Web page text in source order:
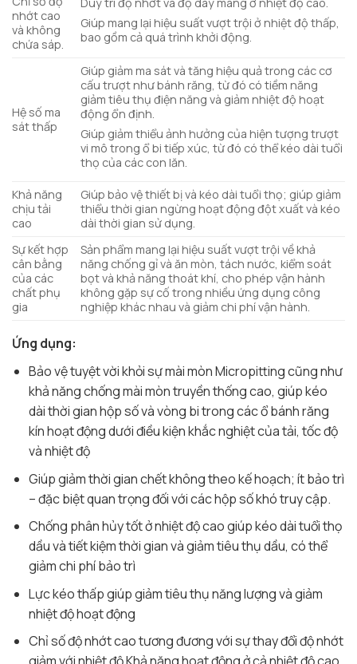
nhớt cao
và không
chứa sáp.
Giúp mang lại hiệu suất vượt trội ở nhiệt độ thấp,
bao gồm cả quá trình khởi động.
Hệ số ma
sát thấp
Giúp giảm ma sát và tăng hiệu quả trong các cơ
cấu trượt như bánh răng, từ đó có tiềm năng
giảm tiêu thụ điện năng và giảm nhiệt độ hoạt
động ổn định.
Giúp giảm thiểu ảnh hưởng của hiện tượng trượt
vi mô trong ổ bi tiếp xúc, từ đó có thể kéo dài tuổi
thọ của các con lăn.
Khả năng
chịu tải
cao
Giúp bảo vệ thiết bị và kéo dài tuổi thọ; giúp giảm
thiểu thời gian ngừng hoạt động đột xuất và kéo
dài thời gian sử dụng.
Sự kết hợp
cân bằng
của các
chất phụ
gia
Sản phẩm mang lại hiệu suất vượt trội về khả
năng chống gỉ và ăn mòn, tách nước, kiểm soát
bọt và khả năng thoát khí, cho phép vận hành
không gặp sự cố trong nhiều ứng dụng công
nghiệp khác nhau và giảm chi phí vận hành.
Ứng dụng:
Bảo vệ tuyệt vời khỏi sự mài mòn Micropitting cũng như
khả năng chống mài mòn truyền thống cao, giúp kéo
dài thời gian hộp số và vòng bi trong các ổ bánh răng
kín hoạt động dưới điều kiện khắc nghiệt của tải, tốc độ
và nhiệt độ
Giúp giảm thời gian chết không theo kế hoạch; ít bảo trì
– đặc biệt quan trọng đối với các hộp số khó truy cập.
Chống phân hủy tốt ở nhiệt độ cao giúp kéo dài tuổi thọ
dầu và tiết kiệm thời gian và giảm tiêu thụ dầu, có thể
giảm chi phí bảo trì
Lực kéo thấp giúp giảm tiêu thụ năng lượng và giảm
nhiệt độ hoạt động
Chỉ số độ nhớt cao tương đương với sự thay đổi độ nhớt